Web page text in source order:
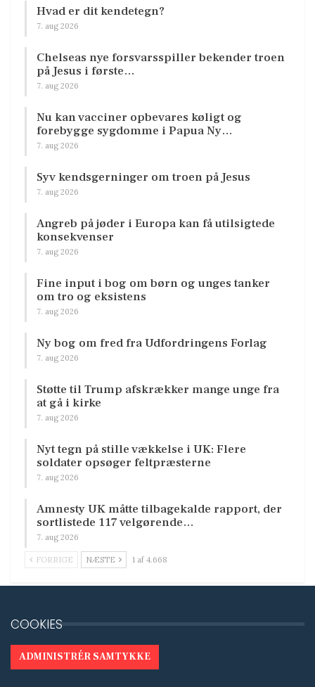
Hvad er dit kendetegn?
7. aug 2026
Chelseas nye forsvarsspiller bekender troen
på Jesus i første…
7. aug 2026
Nu kan vacciner opbevares køligt og
forebygge sygdomme i Papua Ny…
7. aug 2026
Syv kendsgerninger om troen på Jesus
7. aug 2026
Angreb på jøder i Europa kan få utilsigtede
konsekvenser
7. aug 2026
Fine input i bog om børn og unges tanker
om tro og eksistens
7. aug 2026
Ny bog om fred fra Udfordringens Forlag
7. aug 2026
Støtte til Trump afskrækker mange unge fra
at gå i kirke
7. aug 2026
Nyt tegn på stille vækkelse i UK: Flere
soldater opsøger feltpræsterne
7. aug 2026
Amnesty UK måtte tilbagekalde rapport, der
sortlistede 117 velgørende…
7. aug 2026
FORRIGE NÆSTE 1 af 4.668
COOKIES
ADMINISTRÉR SAMTYKKE